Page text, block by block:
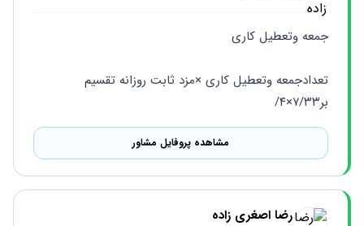
جمعه وتعطیل کاری
بر۷/۳۳×۴/
مشاهده پروفایل مشاور
رضا اصغری زاده